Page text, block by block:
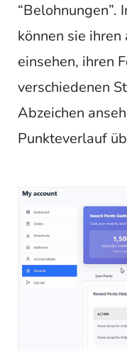
“Belohnungen”.
können sie
einsehen, ihren
verschiedenen
Abzeichen
Punkteverlauf